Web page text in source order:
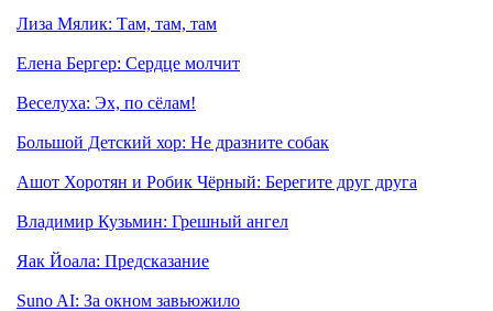
Лиза Мялик: Там, там, там
Елена Бергер: Сердце молчит
Веселуха: Эх, по сёлам!
Большой Детский хор: Не дразните собак
Ашот Хоротян и Робик Чёрный: Берегите друг друга
Владимир Кузьмин: Грешный ангел
Яак Йоала: Предсказание
Suno AI: За окном завьюжило